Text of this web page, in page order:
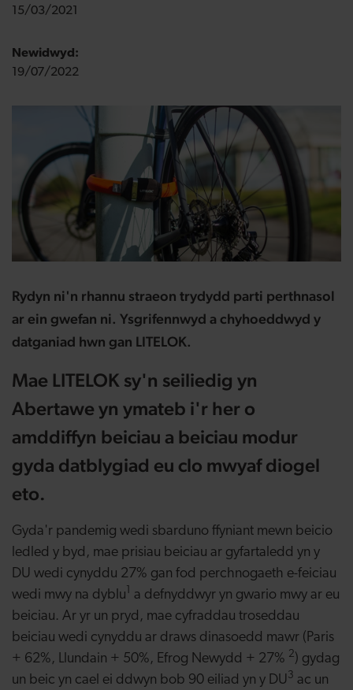
15/03/2021
Newidwyd:
19/07/2022
Rydyn ni'n rhannu straeon trydydd parti perthnasol
ar ein gwefan ni. Ysgrifennwyd a chyhoeddwyd y
datganiad hwn gan LITELOK.
Mae LITELOK sy'n seiliedig yn
Abertawe yn ymateb i'r her o
amddiffyn beiciau a beiciau modur
gyda datblygiad eu clo mwyaf diogel
eto.
Gyda'r pandemig wedi sbarduno ffyniant mewn beicio
ledled y byd, mae prisiau beiciau ar gyfartaledd yn y
DU wedi cynyddu 27% gan fod perchnogaeth e-feiciau
wedi mwy na dyblu a defnyddwyr yn gwario mwy ar eu
beiciau. Ar yr un pryd, mae cyfraddau troseddau
beiciau wedi cynyddu ar draws dinasoedd mawr (Paris
+ 62%, Llundain + 50%, Efrog Newydd + 27% 2) gydag
un beic yn cael ei ddwyn bob 90 eiliad yn y DU3 ac un